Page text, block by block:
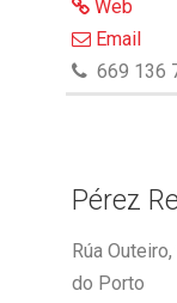
Web
Email
669 136
Pérez
Rúa
do Porto